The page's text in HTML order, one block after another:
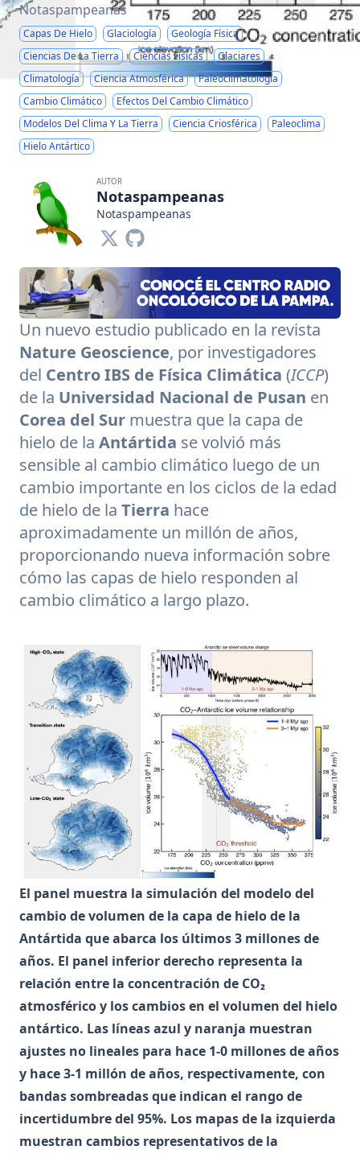
Notaspampeanas
Capas De Hielo Glaciología
Geología Física
Ciencias De La Tierra
Ciencias Físicas
Glaciares
Climatología
Ciencia Atmosférica
Paleoclimatología
Cambio Climático
Efectos Del Cambio Climático
Modelos Del Clima Y La Tierra
Ciencia Criosférica
Paleoclima
Hielo Antártico
AUTOR
Notaspampeanas
Notaspampeanas
Un nuevo estudio publicado en la revista
Nature Geoscience, por investigadores
del Centro IBS de Física Climática (ICCP)
de la Universidad Nacional de Pusan ​​en
Corea del Sur muestra que la capa de
hielo de la Antártida se volvió más
sensible al cambio climático luego de un
cambio importante en los ciclos de la edad
de hielo de la Tierra hace
aproximadamente un millón de años,
proporcionando nueva información sobre
cómo las capas de hielo responden al
cambio climático a largo plazo.
El panel muestra la simulación del modelo del
cambio de volumen de la capa de hielo de la
Antártida que abarca los últimos 3 millones de
años. El panel inferior derecho representa la
relación entre la concentración de CO₂
atmosférico y los cambios en el volumen del hielo
antártico. Las líneas azul y naranja muestran
ajustes no lineales para hace 1-0 millones de años
y hace 3-1 millón de años, respectivamente, con
bandas sombreadas que indican el rango de
incertidumbre del 95%. Los mapas de la izquierda
muestran cambios representativos de la